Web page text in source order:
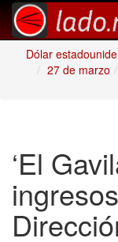
Dólar
27 de marzo
‘El